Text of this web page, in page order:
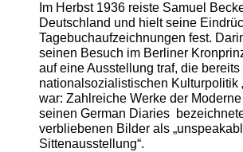
Im Herbst 1936 reiste Samuel
Deutschland und hielt seine
Tagebuchaufzeichnungen fest.
seinen Besuch im Berliner
auf eine Ausstellung traf, die
nationalsozialistischen Kulturpolitik
war: Zahlreiche Werke der
seinen German Diaries
verbliebenen Bilder als
Sittenausstellung“.